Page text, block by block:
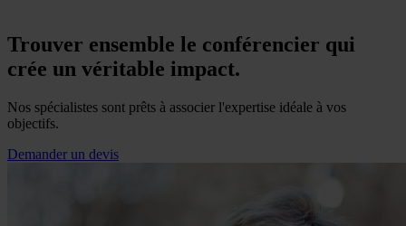
Trouver ensemble le conférencier qui
crée un véritable impact.
Nos spécialistes sont prêts à associer l'expertise idéale à vos
objectifs.
Demander un devis